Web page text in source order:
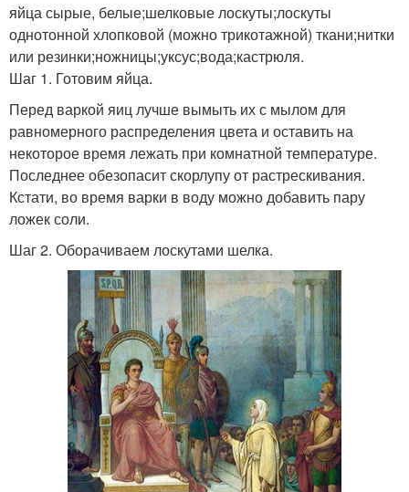
яйца сырые, белые;шелковые лоскуты;лоскуты
однотонной хлопковой (можно трикотажной) ткани;нитки
или резинки;ножницы;уксус;вода;кастрюля.
Шаг 1. Готовим яйца.
Перед варкой яиц лучше вымыть их с мылом для
равномерного распределения цвета и оставить на
некоторое время лежать при комнатной температуре.
Последнее обезопасит скорлупу от растрескивания.
Кстати, во время варки в воду можно добавить пару
ложек соли.
Шаг 2. Оборачиваем лоскутами шелка.